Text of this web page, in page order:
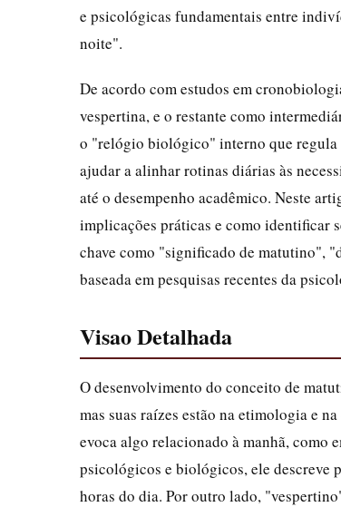
e psicológicas fundamentais entre
noite".
De acordo com estudos em
vespertina, e o restante como
o "relógio biológico" interno que regula
ajudar a alinhar rotinas diárias às
até o desempenho acadêmico. Neste
implicações práticas e como identificar
chave como "significado de matutino",
baseada em pesquisas recentes da
Visao Detalhada
O desenvolvimento do conceito de
mas suas raízes estão na etimologia e
evoca algo relacionado à manhã, como
psicológicos e biológicos, ele descreve
horas do dia. Por outro lado,